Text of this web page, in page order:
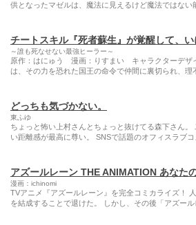
供となったマゼルは、魔法に見えるけど魔法ではな
チートスキル『死者蘇生』が覚醒して、
～誰も死なせない最強ヒーラー～
原作：はにゅう 漫画：りすまい キャラクターデザ
は、その力を恐れた国王の命令で仲間に裏切られ、
どっちも気づかない。
東ふゆ
ちょっと怖い上村さんとちょっと抜けてる森下さん
い距離感が最高に尊い。 SNSで話題のオフィスラブ
アズールレーン THE ANIMATION あなた
漫画：ichinomi
TVアニメ『アズールレーン』を完全コミカライズ！
を結成することで退けた。 しかし、その後「アズー